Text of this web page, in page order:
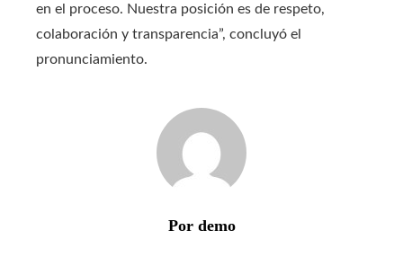
en el proceso. Nuestra posición es de respeto,
colaboración y transparencia”, concluyó el
pronunciamiento.
Por demo